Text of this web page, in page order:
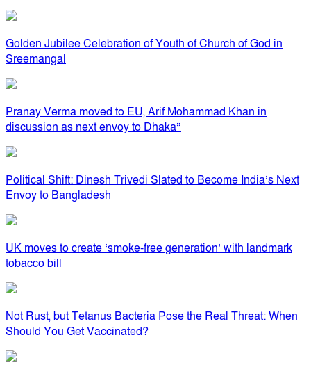
Golden Jubilee Celebration of Youth of Church of God in
Sreemangal
Pranay Verma moved to EU, Arif Mohammad Khan in
discussion as next envoy to Dhaka”
Political Shift: Dinesh Trivedi Slated to Become India’s Next
Envoy to Bangladesh
UK moves to create ‘smoke-free generation’ with landmark
tobacco bill
Not Rust, but Tetanus Bacteria Pose the Real Threat: When
Should You Get Vaccinated?